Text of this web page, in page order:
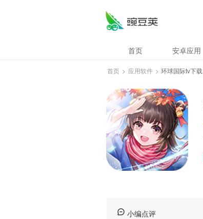
首页 安卓应用
首页 > 应用软件 > 环球国际tv下载
小编点评